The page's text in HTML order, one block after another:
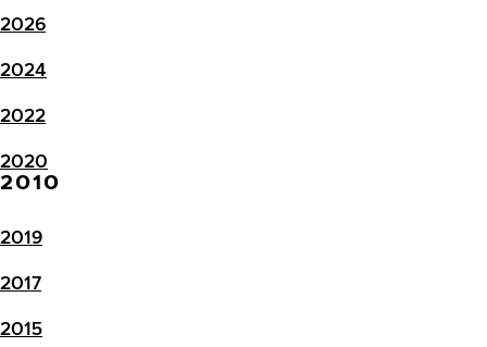
2026
2024
2022
2020
2010
2019
2017
2015